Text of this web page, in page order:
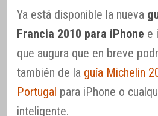
Ya está disponible la nueva
Francia 2010 para iPhone e
que augura que en breve
también de la guía Michelin
Portugal para iPhone o
inteligente.